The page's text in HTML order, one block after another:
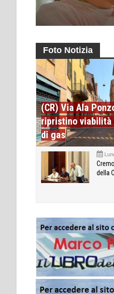
Foto Notizia
(CR) Via Ala
ripristino viabilità
di gas
della